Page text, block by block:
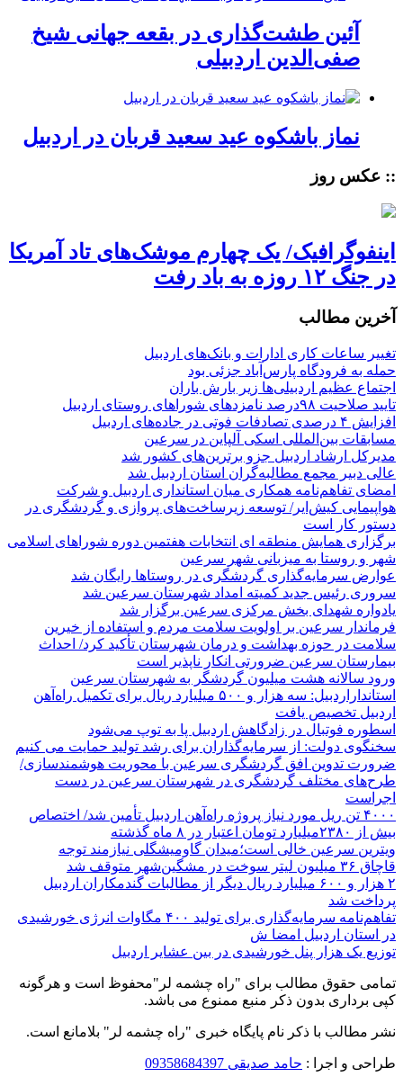
آئین طشت‌گذاری در بقعه جهانی شیخ
صفی‌الدین اردبیلی
نماز باشکوه عید سعید قربان در اردبیل
:: عکس روز
اینفوگرافیک/ یک چهارم موشک‌های تاد آمریکا
در جنگ ۱۲ روزه به باد رفت
آخرین مطالب
تغییر ساعات کاری ادارات و بانک‌های اردبیل
حمله به فرودگاه پارس‌‌آباد جزئی بود
اجتماع عظیم اردبیلی‌ها زیر بارش باران
تایید صلاحیت ۹۸درصد نامزدهای شوراهای روستای اردبیل
افزایش ۴ درصدی تصادفات فوتی در جاده‌های اردبیل
مسابقات بین‌المللی اسکی آلپاین در سرعین
مدیرکل ارشاد اردبیل جزو برترین‌های کشور شد
عالی دبیر مجمع مطالبه‌گران استان اردبیل شد
امضای تفاهم‌نامه همکاری میان استانداری اردبیل و شرکت
هواپیمایی کیش‌ایر/ توسعه زیرساخت‌های پروازی و گردشگری در
دستور کار است
برگزاری همایش منطقه ای انتخابات هفتمین دوره شوراهای اسلامی
شهر و روستا به میزبانی شهر سرعین
عوارض سرمایه‌گذاری گردشگری در روستاها رایگان شد
سروری رئیس جدید کمیته امداد شهرستان سرعین شد
یادواره شهدای بخش مرکزی سرعین برگزار شد
فرماندار سرعین بر اولویت سلامت مردم و استفاده از خیرین
سلامت در حوزه بهداشت و درمان شهرستان تأکید کرد/ احداث
بیمارستان سرعین ضرورتی انکار ناپذیر است
ورود سالانه هشت میلیون گردشگر به شهرستان سرعین
استانداراردبیل: سه هزار و ۵۰۰ میلیارد ریال برای تکمیل راه‌آهن
اردبیل تخصیص یافت
اسطوره فوتبال در زادگاهش اردبیل پا به توپ می‌شود
سخنگوی دولت: از سرمایه‌گذاران برای رشد تولید حمایت می کنیم
ضرورت تدوین افق گردشگری سرعین با محوریت هوشمندسازی/
طرح‌های مختلف گردشگری در شهرستان سرعین در دست
اجراست
۴۰۰۰ تن ریل مورد نیاز پروژه راه‌آهن اردبیل تأمین شد/ اختصاص
بیش از ۲۳۸۰میلیارد تومان اعتبار در ۸ ماه گذشته
ویترین سرعین خالی است؛میدان گاومیشگلی نیازمند توجه
قاچاق ۳۶ میلیون لیتر سوخت در مشگین‌شهر متوقف شد
۲ هزار و ۶۰۰‌ میلیارد ریال دیگر از مطالبات گندمکاران اردبیل
پرداخت شد
تفاهم‌نامه سرمایه‌گذاری برای تولید ۴۰۰ مگاوات انرژی خورشیدی
در استان اردبیل امضا ش
توزیع یک هزار پنل خورشیدی در بین عشایر اردبیل
تمامی حقوق مطالب برای "راه چشمه لر"محفوظ است و هرگونه
کپی برداری بدون ذکر منبع ممنوع می باشد.
نشر مطالب با ذکر نام پایگاه خبری "راه چشمه لر" بلامانع است.
طراحی و اجرا : حامد صدیقی 09358684397